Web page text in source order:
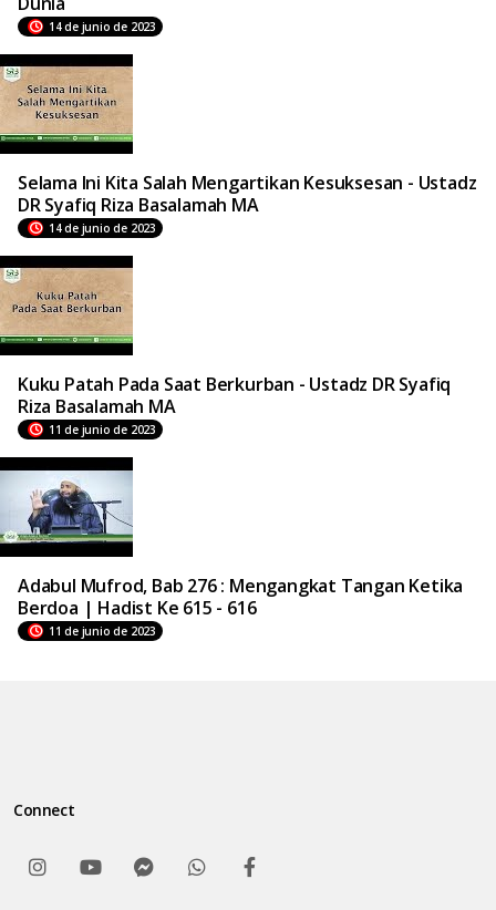
14 de junio de 2023
Selama Ini Kita Salah Mengartikan Kesuksesan - Ustadz
DR Syafiq Riza Basalamah MA
14 de junio de 2023
Kuku Patah Pada Saat Berkurban - Ustadz DR Syafiq
Riza Basalamah MA
11 de junio de 2023
Adabul Mufrod, Bab 276 : Mengangkat Tangan Ketika
Berdoa | Hadist Ke 615 - 616
11 de junio de 2023
Connect